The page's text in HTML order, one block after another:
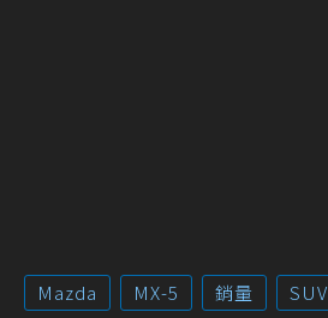
Mazda MX-5 銷量 SUV